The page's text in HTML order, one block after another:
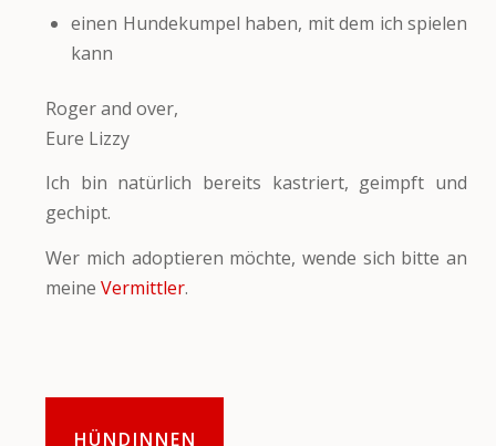
einen Hundekumpel haben, mit dem ich spielen
kann
Roger and over,
Eure Lizzy
Ich bin natürlich bereits kastriert, geimpft und
gechipt.
Wer mich adoptieren möchte, wende sich bitte an
meineVermittler.
HÜNDINNEN